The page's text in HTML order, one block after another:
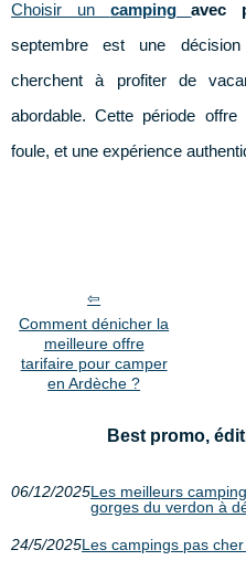
Choisir un campingavec
septembre est une
cherchent à profiter de
abordable. Cette période
foule, et une expérience
Comment dénicher la
meilleure offre
tarifaire pour camper
en Ardèche ?
Best promo,
06/12/2025Les meilleurs
gorges du verdon à
24/5/2025Les campings pas